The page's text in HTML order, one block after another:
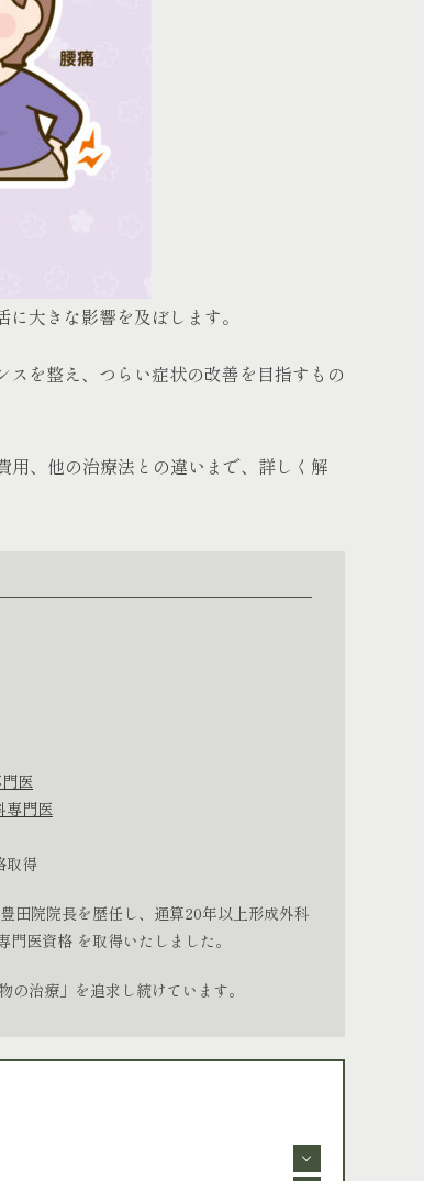
大きな影響を及ぼします。
を整え、つらい症状の改善を目指すもの
、他の治療法との違いまで、詳しく解
医
専門医
取得
田院院長を歴任し、通算20年以上形成外科
医資格 を取得いたしました。
治療」を追求し続けています。